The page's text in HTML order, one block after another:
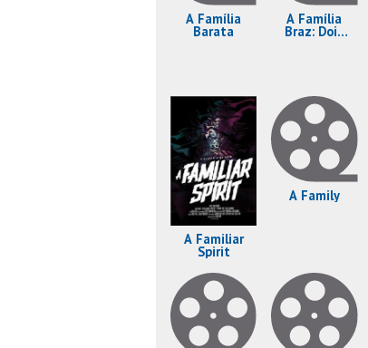
A Família
Barata
A Família
Braz: Dois
A Familiar
Spirit
A Family